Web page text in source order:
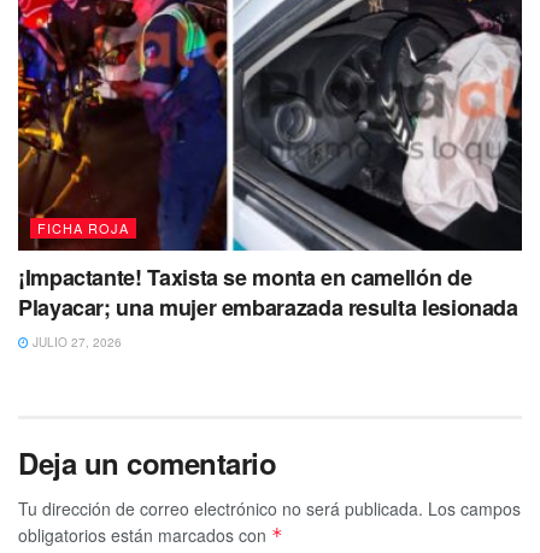
FICHA ROJA
¡Impactante! Taxista se monta en camellón de
Playacar; una mujer embarazada resulta lesionada
JULIO 27, 2026
Deja un comentario
Tu dirección de correo electrónico no será publicada. Los campos
obligatorios están marcados con *